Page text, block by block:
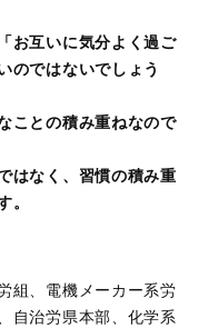
お互いに気分よく過ご
のではないでしょう
ことの積み重ねなので
はなく、習慣の積み重
。
組、電機メーカー系労
自治労県本部、化学系